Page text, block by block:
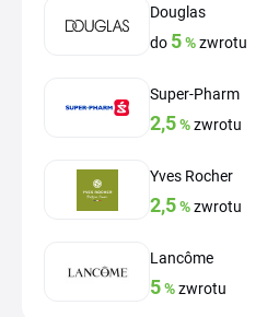
Douglas
do 5%zwrotu
Super-Pharm
2,5%zwrotu
Yves Rocher
2,5%zwrotu
Lancôme
5%zwrotu